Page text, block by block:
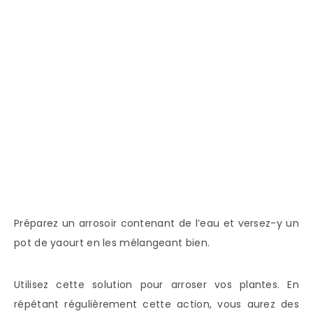
Préparez un arrosoir contenant de l’eau et versez-y un
pot de yaourt en les mélangeant bien.
Utilisez cette solution pour arroser vos plantes. En
répétant régulièrement cette action, vous aurez des